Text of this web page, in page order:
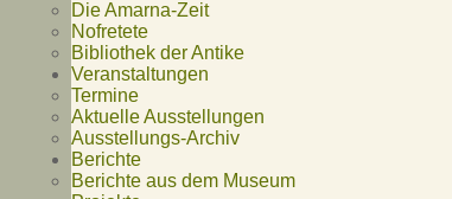
Die Amarna-Zeit
Nofretete
Bibliothek der Antike
Veranstaltungen
Termine
Aktuelle Ausstellungen
Ausstellungs-Archiv
Berichte
Berichte aus dem Museum